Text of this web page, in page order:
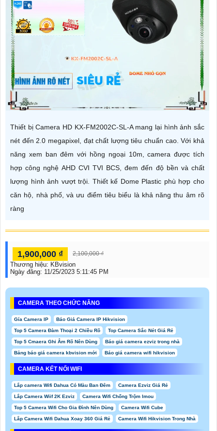
Thiết bị Camera HD KX-FM2002C-SL-A mang lại hình ảnh sắc
nét đến 2.0 megapixel, đạt chất lượng tiêu chuẩn cao. Với khả
năng xem ban đêm với hồng ngoại 10m, camera được tích
hợp công nghệ AHD CVI TVI BCS, đem đến độ bền và chất
lượng hình ảnh vượt trội. Thiết kế Dome Plastic phù hợp cho
căn hộ, nhà phố, và ưu điểm tiêu biểu là khả năng thu âm rõ
ràng
1,900,000 ₫ 2,100,000 ₫
Thương hiệu: KBvision
Ngày đăng: 11/25/2023 5:11:45 PM
CAMERA THEO CHỨC NĂNG
Gía Camera IP Báo Giá Camera IP Hikvision
Top 5 Camera Đàm Thoại 2 Chiều Rõ Top Camera Sắc Nét Giá Rẻ
Top 5 Cmaera Ghi Âm Rõ Nên Dùng Báo giá camera ezviz trong nhà
Bảng báo giá camera kbvision mới Báo giá camera wifi hikvision
CAMERA KẾT NỐI WIFI
Lắp camera Wifi Dahua Có Màu Ban Đêm Camera Ezviz Giá Rẻ
Lắp Camera Wiif 2K Ezviz Camera Wifi Chống Trộm Imou
Top 5 Camera Wifi Cho Gia Đình Nên Dùng Camera Wifi Cube
Lắp Camera Wifi Dahua Xoay 360 Giá Rẻ Camera Wifi Hikvision Trong Nhà